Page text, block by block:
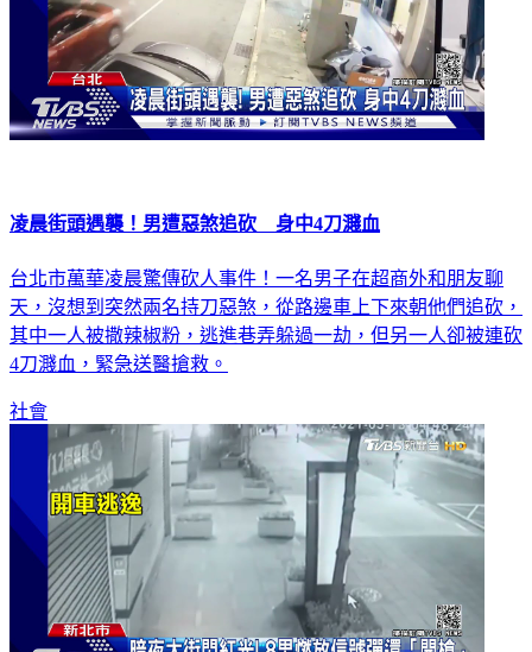
凌晨街頭遇襲！男遭惡煞追砍 身中4刀濺血
台北市萬華凌晨驚傳砍人事件！一名男子在超商外和朋友聊
天，沒想到突然兩名持刀惡煞，從路邊車上下來朝他們追砍，
其中一人被撒辣椒粉，逃進巷弄躲過一劫，但另一人卻被連砍
4刀濺血，緊急送醫搶救。
社會